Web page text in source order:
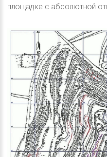
площадке с абсолютной